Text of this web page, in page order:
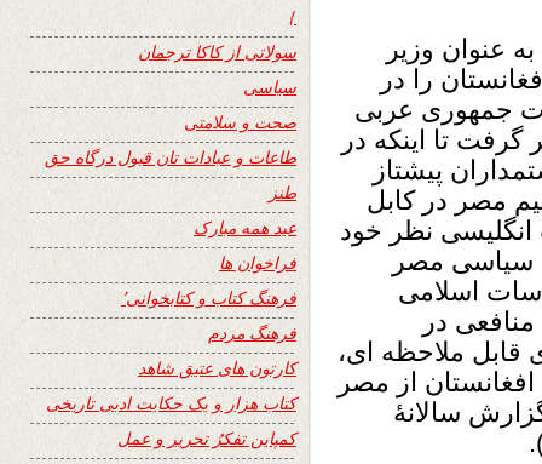
به عنوان وزیر
را در
جمهوری عربی
تا اینکه در
پیشتاز
مصر در کابل
انگلیسی نظر خود
سیاسی مصر
اسلامی
در
قابل ملاحظه ای،
از مصر
( گزارش سالانۀ
}
سولاتی از کاکا ترجمان
سیاسی
صحت و سلامتی
طاعات و عبادات تان قبول درگاه حق
طنز
عید همه مبارک
فراخوان ها
فرهنگ کتاب و کتابخوانی٬
فرهنگ مردم
کارتون های عتیق شاهد
کتاب هزار و یک حکایت ادبی تاریخی
کمپاین تفکرُ تحریر و عمل